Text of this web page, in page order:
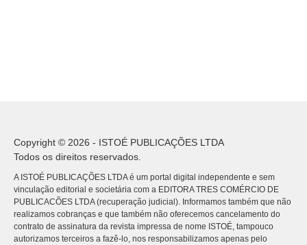
Copyright © 2026 - ISTOÉ PUBLICAÇÕES LTDA
Todos os direitos reservados.
A ISTOÉ PUBLICAÇÕES LTDA é um portal digital independente e sem
vinculação editorial e societária com a EDITORA TRES COMÉRCIO DE
PUBLICACÕES LTDA (recuperação judicial). Informamos também que não
realizamos cobranças e que também não oferecemos cancelamento do
contrato de assinatura da revista impressa de nome ISTOÉ, tampouco
autorizamos terceiros a fazê-lo, nos responsabilizamos apenas pelo